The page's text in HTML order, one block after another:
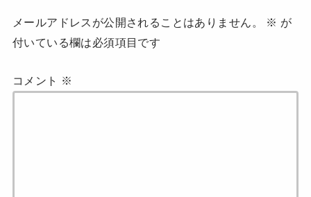
ま
す
)
メールアドレスが公開されることはありません。 ※ が
付いている欄は必須項目です
コメント ※